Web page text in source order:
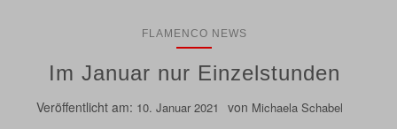
FLAMENCO NEWS
Im Januar nur Einzelstunden
Veröffentlicht am: 10. Januar 2021 von Michaela Schabel